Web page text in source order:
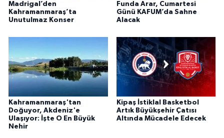
Madrigal’den
Kahramanmaraş’ta
Unutulmaz Konser
Funda Arar, Cumartesi
Günü KAFUM’da Sahne
Alacak
Kahramanmaraş'tan
Doğuyor, Akdeniz'e
Ulaşıyor: İşte O En Büyük
Nehir
Kipaş İstiklal Basketbol
Artık Büyükşehir Çatısı
Altında Mücadele Edecek